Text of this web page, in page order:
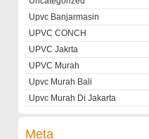
Upvc Banjarmasin
UPVC CONCH
UPVC Jakrta
UPVC Murah
Upvc Murah Bali
Upvc Murah Di Jakarta
Meta